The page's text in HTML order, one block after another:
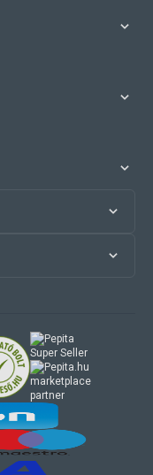
marketplace
partner